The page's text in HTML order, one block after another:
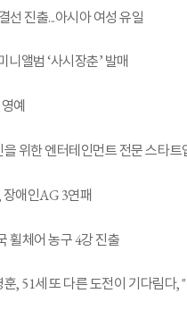
진출...아시아 여성 유일
앨범 ‘사시장춘’ 발매
예
위한 엔터테인먼트 전문 스타트
장애인AG 3연패
휠체어 농구 4강 진출
, 51세 또 다른 도전이 기다림다